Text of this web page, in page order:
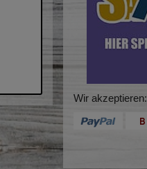
Wir akzeptieren: